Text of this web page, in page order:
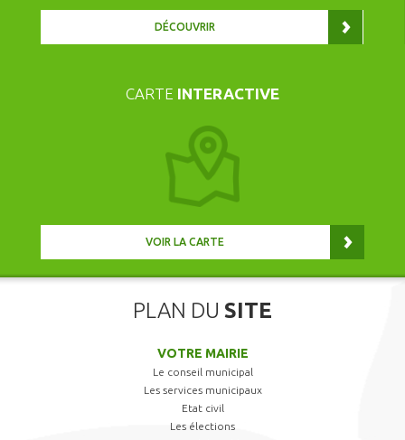
DÉCOUVRIR
CARTE INTERACTIVE
VOIR LA CARTE
PLAN DU SITE
VOTRE MAIRIE
Le conseil municipal
Les services municipaux
Etat civil
Les élections